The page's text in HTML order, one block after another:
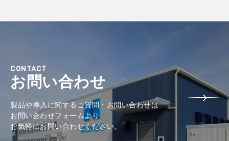
CONTACT
お問い合わせ
製品や導入に関するご質問・お問い合わせは
お問い合わせフォームより
お気軽にお問い合わせください。